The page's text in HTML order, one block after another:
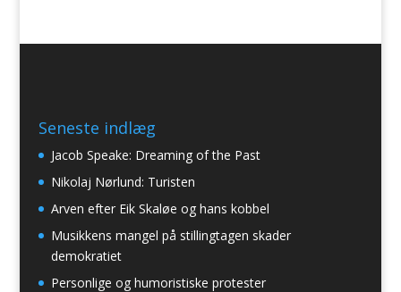
Seneste indlæg
Jacob Speake: Dreaming of the Past
Nikolaj Nørlund: Turisten
Arven efter Eik Skaløe og hans kobbel
Musikkens mangel på stillingtagen skader
demokratiet
Personlige og humoristiske protester